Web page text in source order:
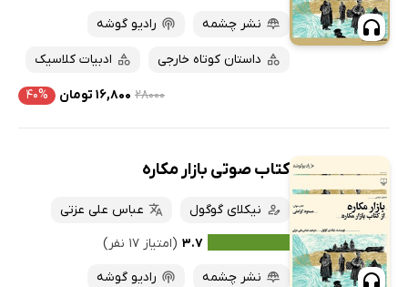
نشر چشمه
رادیو گوشه
داستان کوتاه خارجی ادبیات کلاسیک
۲۸۰۰۰ ۱۶,۸۰۰ تومان ۴۰%
کتاب صوتی بازار مکاره
نیکلای گوگول
عباس علی عزتی
۳.۷ (امتیاز ۱۷ نفر)
نشر چشمه
رادیو گوشه